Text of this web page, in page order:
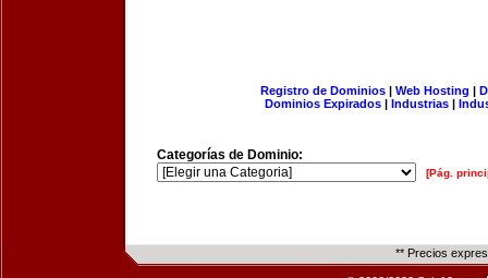
Registro de Dominios| Web Hosting |
Dominios Expirados | Industrias |
Categorías de Dominio:
[Pág.
** Precios